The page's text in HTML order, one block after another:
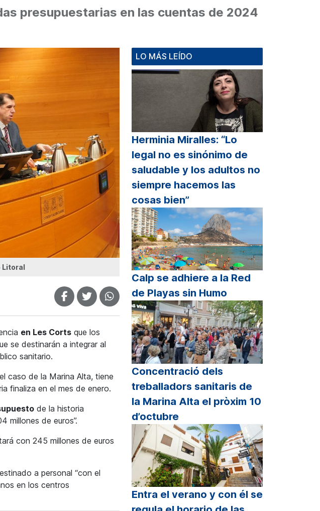
presupuestarias en las cuentas de 2024
Litoral
en Les Corts que los
se destinarán a integrar al
sanitario.
caso de la Marina Alta, tiene
finaliza en el mes de enero.
de la historia
millones de euros”.
con 245 millones de euros
a personal “con el
en los centros
LO MÁS LEÍDO
Herminia Miralles: “Lo
legal no es sinónimo de
saludable y los adultos no
siempre hacemos las
cosas bien”
Calp se adhiere a la Red
de Playas sin Humo
Concentració dels
treballadors sanitaris de
la Marina Alta el pròxim 10
d’octubre
Entra el verano y con él se